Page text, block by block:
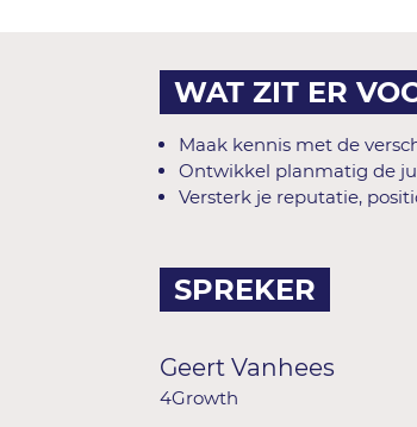
WAT ZIT ER
Maak kennis met de
Ontwikkel planmatig de
Versterk je reputatie,
SPREKER
Geert Vanhees
4Growth